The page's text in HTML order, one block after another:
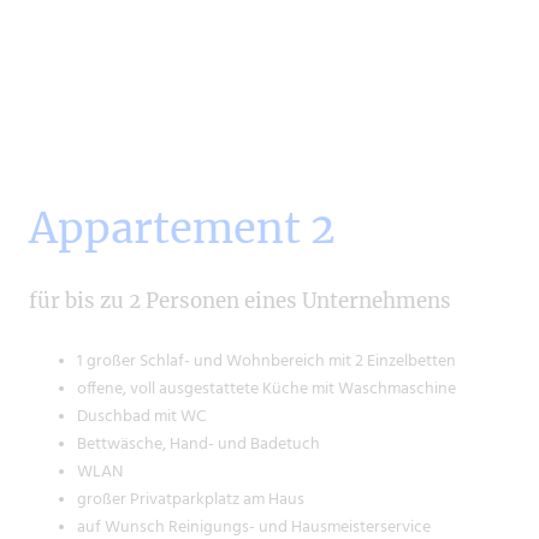
Appartement 2
für bis zu 2 Personen eines Unternehmens
1 großer Schlaf- und Wohnbereich mit 2 Einzelbetten
offene, voll ausgestattete Küche mit Waschmaschine
Duschbad mit WC
Bettwäsche, Hand- und Badetuch
WLAN
großer Privatparkplatz am Haus
auf Wunsch Reinigungs- und Hausmeisterservice